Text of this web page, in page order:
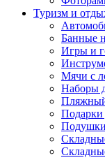
Туризм и
Банные
Игры и
Мячи с
Наборы
Подарки